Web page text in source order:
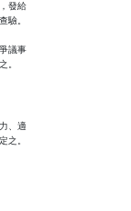
發給
驗。
議事
。
、適
之。